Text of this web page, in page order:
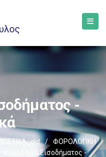
-
/
ΦΟΡΟΛΟΓΙΚΗ
Φορολογία Εισοδήματος -